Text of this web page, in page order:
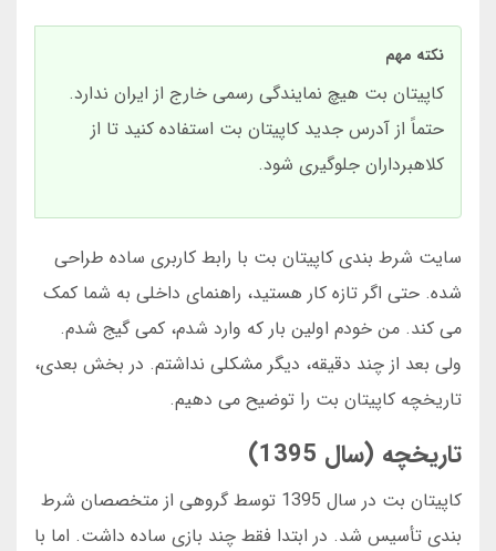
نکته مهم
کاپیتان بت هیچ نمایندگی رسمی خارج از ایران ندارد.
حتماً از آدرس جدید کاپیتان بت استفاده کنید تا از
کلاهبرداران جلوگیری شود.
سایت شرط بندی کاپیتان بت با رابط کاربری ساده طراحی
شده. حتی اگر تازه کار هستید، راهنمای داخلی به شما کمک
می کند. من خودم اولین بار که وارد شدم، کمی گیج شدم.
ولی بعد از چند دقیقه، دیگر مشکلی نداشتم. در بخش بعدی،
تاریخچه کاپیتان بت را توضیح می دهیم.
تاریخچه (سال 1395)
کاپیتان بت در سال 1395 توسط گروهی از متخصصان شرط
بندی تأسیس شد. در ابتدا فقط چند بازی ساده داشت. اما با